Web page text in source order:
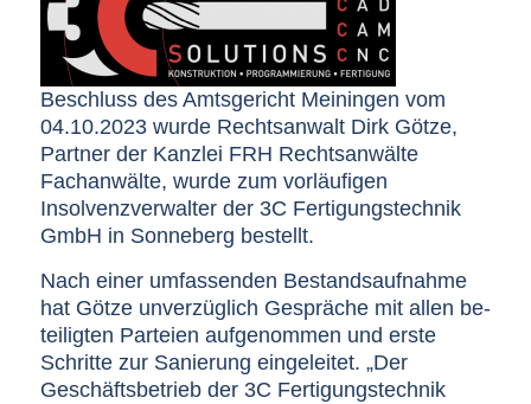
Beschluss des Amtsgericht Meiningen vom
04.10.2023 wurde Rechtsanwalt Dirk Götze,
Partner der Kanzlei FRH Rechtsanwälte
Fachanwälte, wurde zum vorläufigen
Insolvenzverwalter der 3C Fertigungstechnik
GmbH in Sonneberg bestellt.
Nach einer umfassenden Bestandsaufnahme
hat Götze unverzüglich Gespräche mit allen be-
teiligten Parteien aufgenommen und erste
Schritte zur Sanierung eingeleitet. „Der
Geschäftsbetrieb der 3C Fertigungstechnik